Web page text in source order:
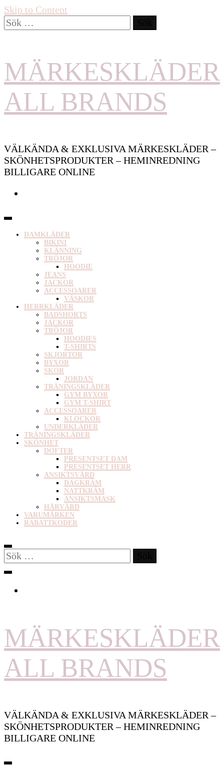
Skip to Content
Sök
efter:
MÄRKESKLÄDER
ALL BRANDS
VÄLKÄNDA & EXKLUSIVA MÄRKESKLÄDER –
SKÖNHETSPRODUKTER – HEMINREDNING
BILLIGARE ONLINE
DAMKLÄDER
BIKINI
KLÄNNING
TRÖJOR
HOODIE
JEANS
JACKOR
ACCESSOARER
VÄSKOR
HERRKLÄDER
BADSHORTS
JACKOR
TRÖJOR
HOODIES
T-SHIRTS
SKJORTOR
BYXOR
SKOR
JORDAN
TRÄNINGSKLÄDER
GYM BYXOR
GYM T-SHIRT
ACCESSOARER
KLOCKOR
UNDERKLÄDER
TRÄNINGSKLÄDER
SKÖNHET
DOFTER
PRESENTSET DAM
PRESENTSET HERR
ANSIKTSVÅRD
DAGKRÄM
NATTKRÄM
ANSIKTSMASK
HÅRVÅRD
VARUMÄRKEN
RABATTKODER
Sök
efter:
MÄRKESKLÄDER
ALL BRANDS
VÄLKÄNDA & EXKLUSIVA MÄRKESKLÄDER –
SKÖNHETSPRODUKTER – HEMINREDNING
BILLIGARE ONLINE